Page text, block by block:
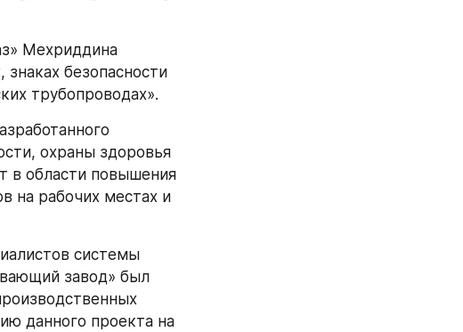
Мехриддина
безопасности
трубопроводах».
охраны здоровья
в области повышения
на рабочих местах и
системы
завод» был
данного проекта на